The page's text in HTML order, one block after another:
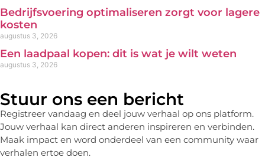
Bedrijfsvoering optimaliseren zorgt voor lagere
kosten
augustus 3, 2026
Een laadpaal kopen: dit is wat je wilt weten
augustus 3, 2026
Stuur ons een bericht
Registreer vandaag en deel jouw verhaal op ons platform.
Jouw verhaal kan direct anderen inspireren en verbinden.
Maak impact en word onderdeel van een community waar
verhalen ertoe doen.